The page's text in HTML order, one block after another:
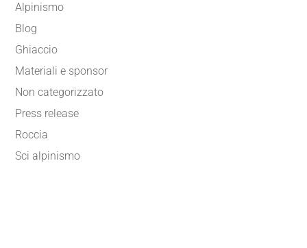
Alpinismo
Blog
Ghiaccio
Materiali e sponsor
Non categorizzato
Press release
Roccia
Sci alpinismo